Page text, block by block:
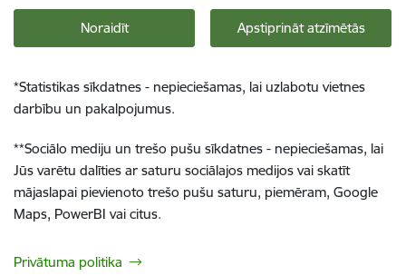
Noraidīt Apstiprināt atzīmētās
*Statistikas sīkdatnes - nepieciešamas, lai uzlabotu vietnes
darbību un pakalpojumus.
**Sociālo mediju un trešo pušu sīkdatnes - nepieciešamas, lai
Jūs varētu dalīties ar saturu sociālajos medijos vai skatīt
mājaslapai pievienoto trešo pušu saturu, piemēram, Google
Maps, PowerBI vai citus.
Privātuma politika